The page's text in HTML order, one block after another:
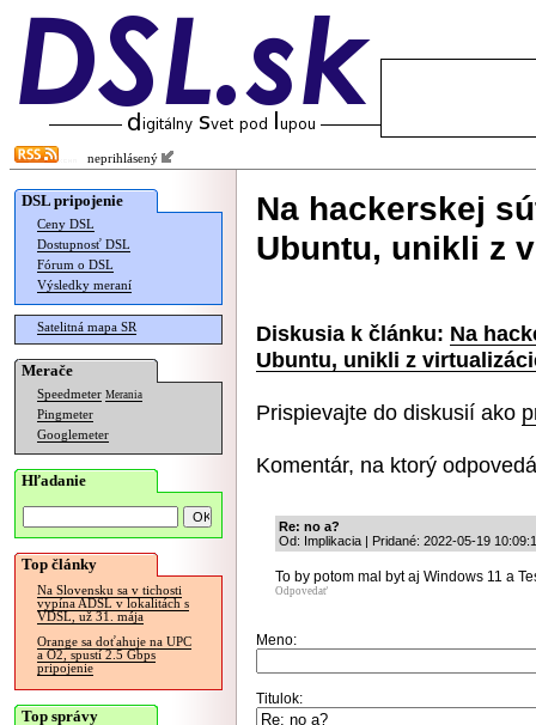
neprihlásený
DSL pripojenie
Ceny DSL
Dostupnosť DSL
Fórum o DSL
Výsledky meraní
Satelitná mapa SR
Merače
Speedmeter Merania
Pingmeter
Googlemeter
Hľadanie
Top články
Na Slovensku sa v tichosti
vypína ADSL v lokalitách s
VDSL, už 31. mája
Orange sa doťahuje na UPC
a O2, spustí 2.5 Gbps
pripojenie
Top správy
Na hackerskej
Ubuntu, unikli z
Diskusia k článku: Na
Ubuntu, unikli z
Prispievajte do diskusií ako
Komentár, na ktorý
Re: no a?
Od: Implikacia | Pridané: 2022-05-19
To by potom mal byt aj Windows 11 a
Odpovedať
Meno:
Titulok: